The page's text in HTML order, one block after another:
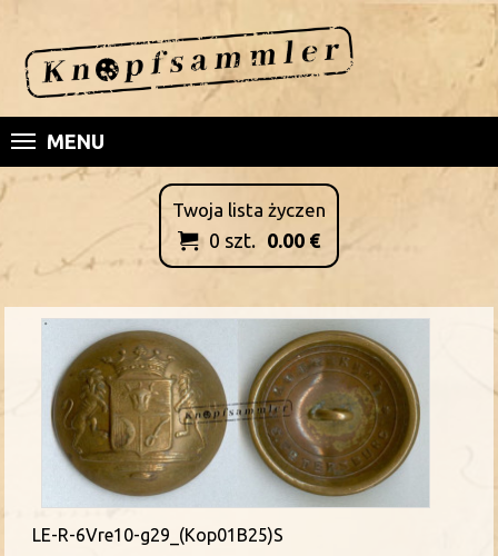
MENU
Twoja lista życzen
 0 szt. 0.00 €
LE-R-6Vre10-g29_(Kop01B25)S